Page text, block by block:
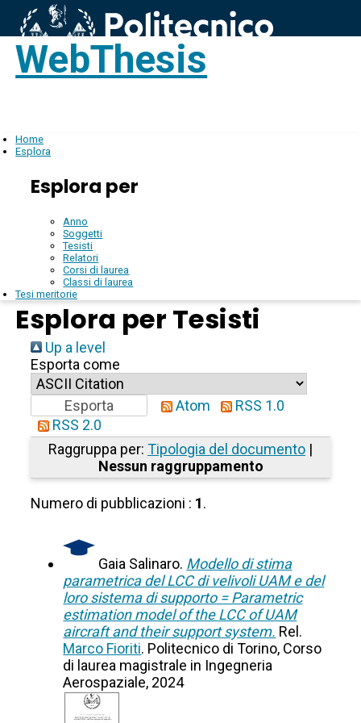
WebThesis
Home
Esplora
Esplora per
Anno
Soggetti
Tesisti
Relatori
Corsi di laurea
Classi di laurea
Tesi meritorie
Esplora per Tesisti
Up a level
Esporta come
Atom
RSS 1.0
RSS 2.0
Raggruppa per: Tipologia del documento |
Nessun raggruppamento
Numero di pubblicazioni : 1.
Gaia Salinaro. Modello di stima
parametrica del LCC di velivoli UAM e del
loro sistema di supporto = Parametric
estimation model of the LCC of UAM
aircraft and their support system. Rel.
Marco Fioriti. Politecnico di Torino, Corso
di laurea magistrale in Ingegneria
Aerospaziale, 2024